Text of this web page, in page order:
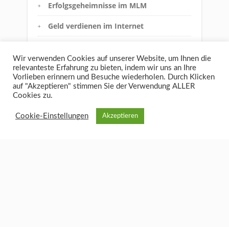
Erfolgsgeheimnisse im MLM
Geld verdienen im Internet
Interview
Jobfalle vs. MLM
Meine Network-Marketing-
Geschichte
Wir verwenden Cookies auf unserer Website, um Ihnen die
relevanteste Erfahrung zu bieten, indem wir uns an Ihre
Vorlieben erinnern und Besuche wiederholen. Durch Klicken
auf "Akzeptieren" stimmen Sie der Verwendung ALLER
Cookies zu.
Cookie-Einstellungen Akzeptieren